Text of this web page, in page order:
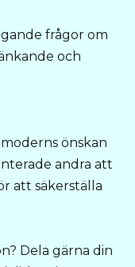
frågor om
och
önskan
andra att
att säkerställa
Dela gärna din